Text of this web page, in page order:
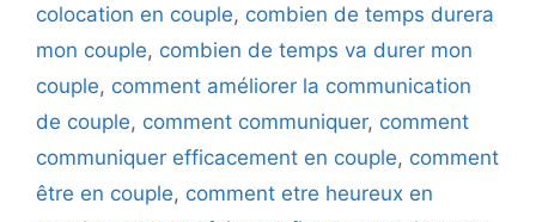
colocation en couple, combien de temps durera
mon couple, combien de temps va durer mon
couple, comment améliorer la communication
de couple, comment communiquer, comment
communiquer efficacement en couple, comment
être en couple, comment etre heureux en